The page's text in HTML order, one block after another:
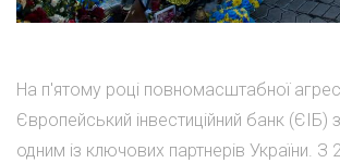
На п'ятому році повномасштабної
Європейський інвестиційний банк (ЄІБ)
одним із ключових партнерів України. З